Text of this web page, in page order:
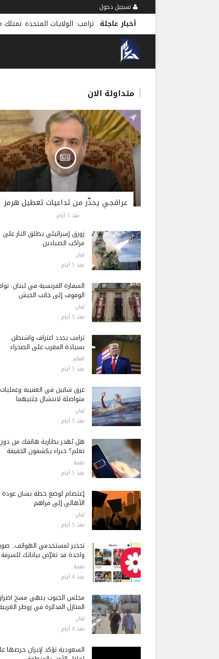
تسجيل دخول
أخبار عاجلة ترامب: الولايات المتحدة تمتلك
متداولة الان
عراقجي يحذّر من تداعيات تعطيل هرمز
منذ 5 أيام
زورق إسرائيلي يطلق النار على
مراكب الصيادين
لبنان
منذ 5 أيام
السفارة الفرنسية في لبنان:
الوقوف إلى جانب الجيش
لبنان
منذ 5 أيام
ترامب يجدد اعتراف واشنطن
بسيادة المغرب على الصحراء
العالم
منذ 5 أيام
غرق شابين في العقيبة وعمليات
متواصلة لانتشال جثتيهما
لبنان
منذ 5 أيام
هل تُهدر بطارية هاتفك من
تعلم؟ خبراء يكشفون الحقيقة
تقنية
منذ 5 أيام
إعتصام لوضع خطة بشأن عودة
الأهالي إلى قراهم
لبنان
منذ 5 أيام
تحذير لمستخدمي الهواتف..
واحدة قد تعرّض بياناتك للسرقة
تقنية
منذ 4 أيام
مجلس الجنوب ينهي مسح أضرار
المنازل المدمّرة في زوطر الغربية
لبنان
منذ 4 أيام
السعودية تؤكد لإيران حرصها